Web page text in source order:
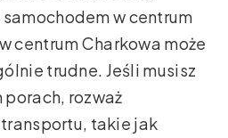
w centrum
centrum Charkowa może
trudne. Jeśli musisz
rozważ
takie jak